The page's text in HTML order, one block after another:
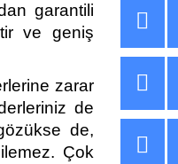
garantili
ve geniş
zarar
de
de,
Çok